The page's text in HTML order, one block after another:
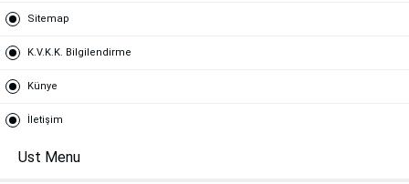
Sitemap
K.V.K.K. Bilgilendirme
Künye
İletişim
Ust Menu